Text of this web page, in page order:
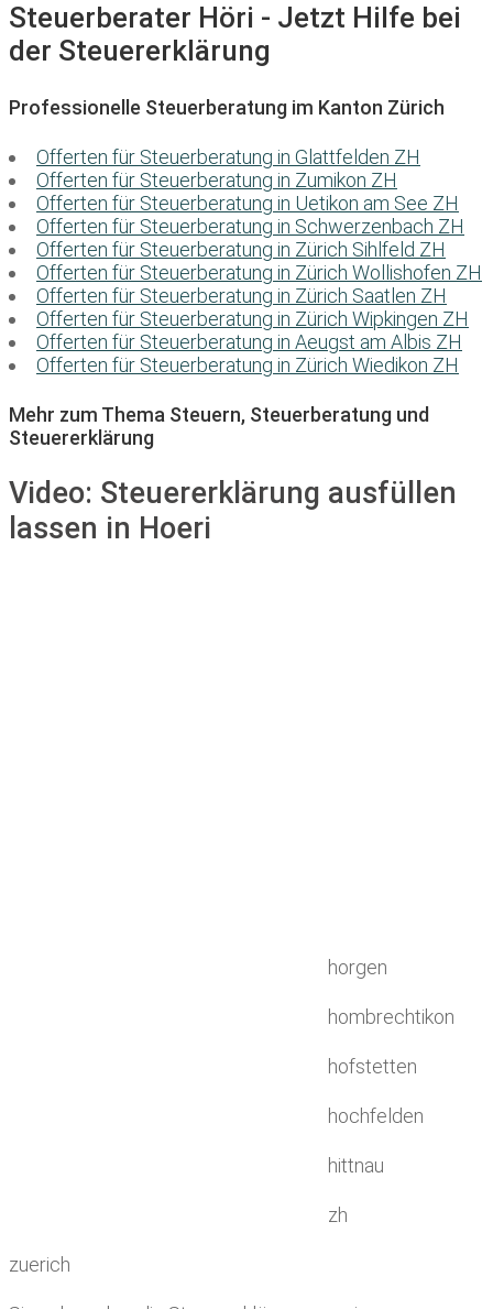
Steuerberater Höri - Jetzt Hilfe bei
der Steuererklärung
Professionelle Steuerberatung im Kanton Zürich
Offerten für Steuerberatung in Glattfelden ZH
Offerten für Steuerberatung in Zumikon ZH
Offerten für Steuerberatung in Uetikon am See ZH
Offerten für Steuerberatung in Schwerzenbach ZH
Offerten für Steuerberatung in Zürich Sihlfeld ZH
Offerten für Steuerberatung in Zürich Wollishofen ZH
Offerten für Steuerberatung in Zürich Saatlen ZH
Offerten für Steuerberatung in Zürich Wipkingen ZH
Offerten für Steuerberatung in Aeugst am Albis ZH
Offerten für Steuerberatung in Zürich Wiedikon ZH
Mehr zum Thema Steuern, Steuerberatung und
Steuererklärung
Video: Steuererklärung ausfüllen
lassen in Hoeri
horgen
hombrechtikon
hofstetten
hochfelden
hittnau
zh
zuerich